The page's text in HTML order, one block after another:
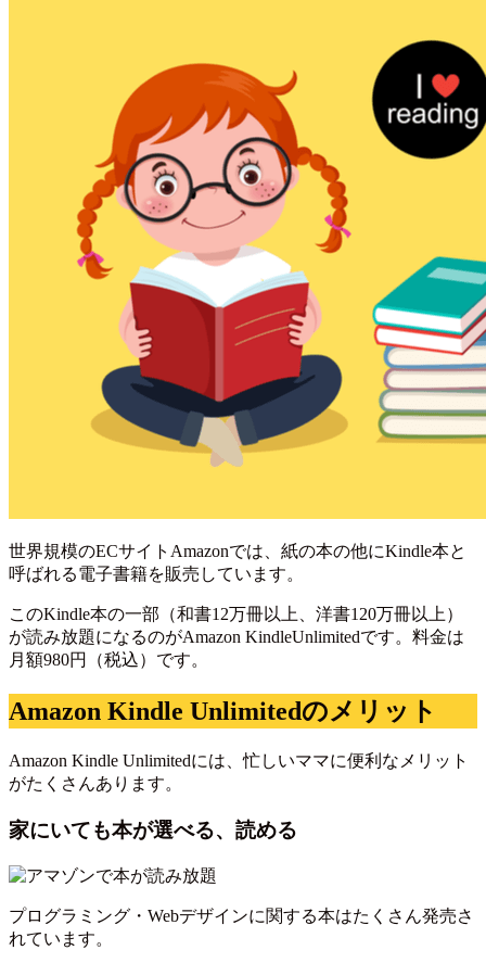
世界規模のECサイトAmazonでは、紙の本の他にKindle本と
呼ばれる電子書籍を販売しています。
このKindle本の一部（和書12万冊以上、洋書120万冊以上）
が読み放題になるのがAmazon KindleUnlimitedです。料金は
月額980円（税込）です。
Amazon Kindle Unlimitedのメリット
Amazon Kindle Unlimitedには、忙しいママに便利なメリット
がたくさんあります。
家にいても本が選べる、読める
プログラミング・Webデザインに関する本はたくさん発売さ
れています。